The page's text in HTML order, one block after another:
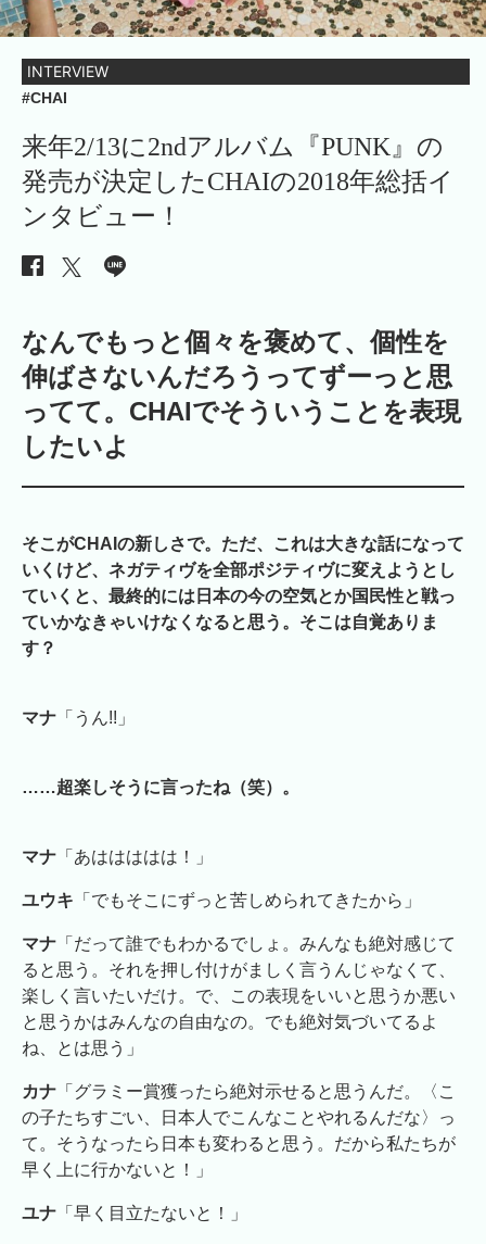
INTERVIEW
#CHAI
来年2/13に2ndアルバム『PUNK』の
発売が決定したCHAIの2018年総括イ
ンタビュー！
なんでもっと個々を褒めて、個性を
伸ばさないんだろうってずーっと思
ってて。CHAIでそういうことを表現
したいよ
そこがCHAIの新しさで。ただ、これは大きな話になって
いくけど、ネガティヴを全部ポジティヴに変えようとし
ていくと、最終的には日本の今の空気とか国民性と戦っ
ていかなきゃいけなくなると思う。そこは自覚ありま
す？
マナ 「うん!!」
……超楽しそうに言ったね（笑）。
マナ 「あははははは！」
ユウキ 「でもそこにずっと苦しめられてきたから」
マナ 「だって誰でもわかるでしょ。みんなも絶対感じて
ると思う。それを押し付けがましく言うんじゃなくて、
楽しく言いたいだけ。で、この表現をいいと思うか悪い
と思うかはみんなの自由なの。でも絶対気づいてるよ
ね、とは思う」
カナ 「グラミー賞獲ったら絶対示せると思うんだ。〈こ
の子たちすごい、日本人でこんなことやれるんだな〉っ
て。そうなったら日本も変わると思う。だから私たちが
早く上に行かないと！」
ユナ 「早く目立たないと！」